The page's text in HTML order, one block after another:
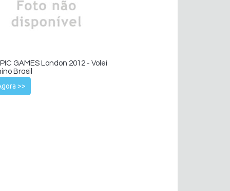
GAMES London 2012 - Volei
Brasil
>>